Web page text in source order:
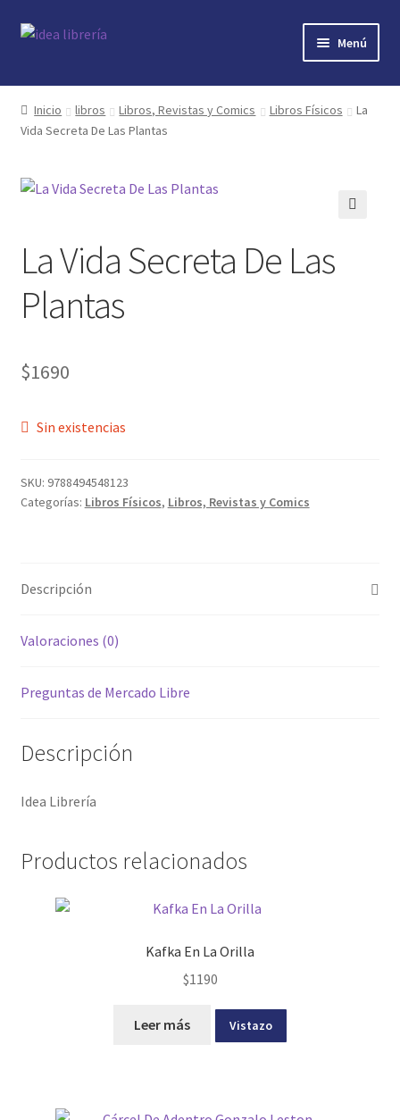
Ir
Ir
Menú
Inicio
contacto
libros
nosotros
novedades
preguntas
Inicio libros Libros, Revistas y Comics Libros Físicos
La
Vida Secreta De Las Plantas
La Vida Secreta De Las
Plantas
$1690
Sin existencias
SKU: 9788494548123
Categorías: Libros Físicos, Libros, Revistas y Comics
Descripción
Valoraciones (0)
Preguntas de Mercado Libre
Descripción
Idea Librería
Productos relacionados
Kafka En La Orilla
$1190
Leer más Vistazo